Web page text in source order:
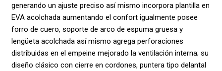
generando un ajuste preciso así mismo incorpora plantilla en
EVA acolchada aumentando el confort igualmente posee
forro de cuero, soporte de arco de espuma gruesa y
lengüeta acolchada así mismo agrega perforaciones
distribuidas en el empeine mejorado la ventilación interna; su
diseño clásico con cierre en cordones, puntera tipo delantal